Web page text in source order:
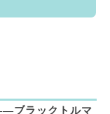
ブラックトルマ